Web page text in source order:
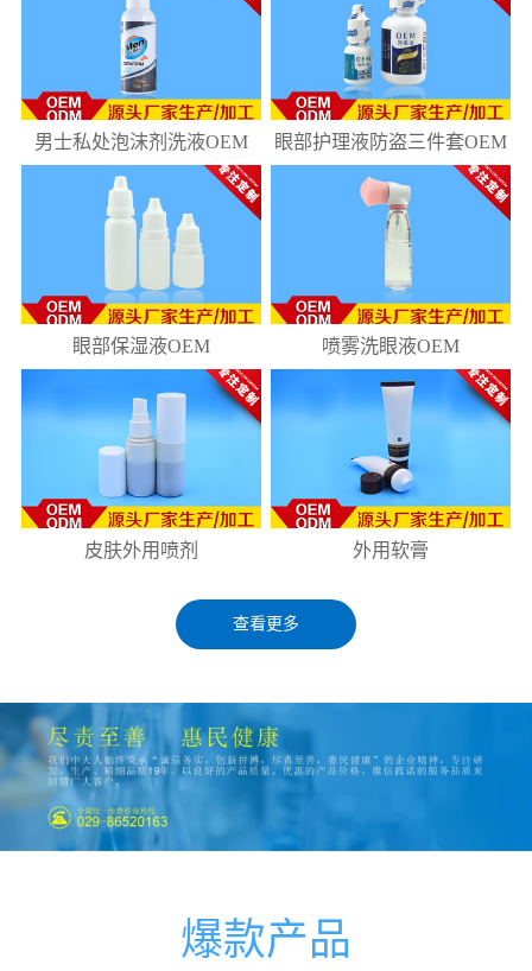
10
218
男士私处泡沫剂洗液OEM 眼部护理液防盗三件套OEM
眼部保湿液OEM 喷雾洗眼液OEM
皮肤外用喷剂 外用软膏
查看更多
爆款产品